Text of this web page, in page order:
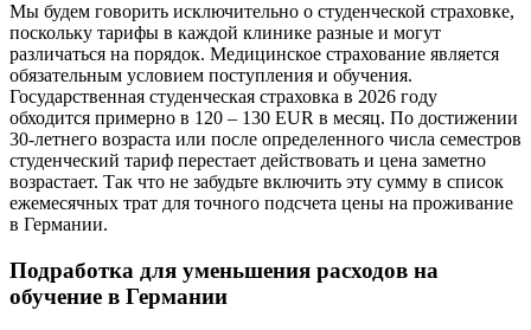
Мы будем говорить исключительно о студенческой страховке,
поскольку тарифы в каждой клинике разные и могут
различаться на порядок. Медицинское страхование является
обязательным условием поступления и обучения.
Государственная студенческая страховка в 2026 году
обходится примерно в 120 – 130 EUR в месяц. По достижении
30-летнего возраста или после определенного числа семестров
студенческий тариф перестает действовать и цена заметно
возрастает. Так что не забудьте включить эту сумму в список
ежемесячных трат для точного подсчета цены на проживание
в Германии.
Подработка для уменьшения расходов на
обучение в Германии